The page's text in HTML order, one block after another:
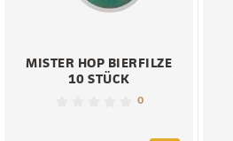
MISTER HOP BIERFILZE
10 STÜCK
0